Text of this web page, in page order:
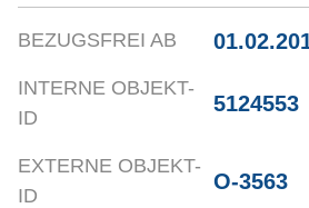
BEZUGSFREI AB
INTERNE OBJEKT-
ID
5124553
EXTERNE OBJEKT-
ID
O-3563